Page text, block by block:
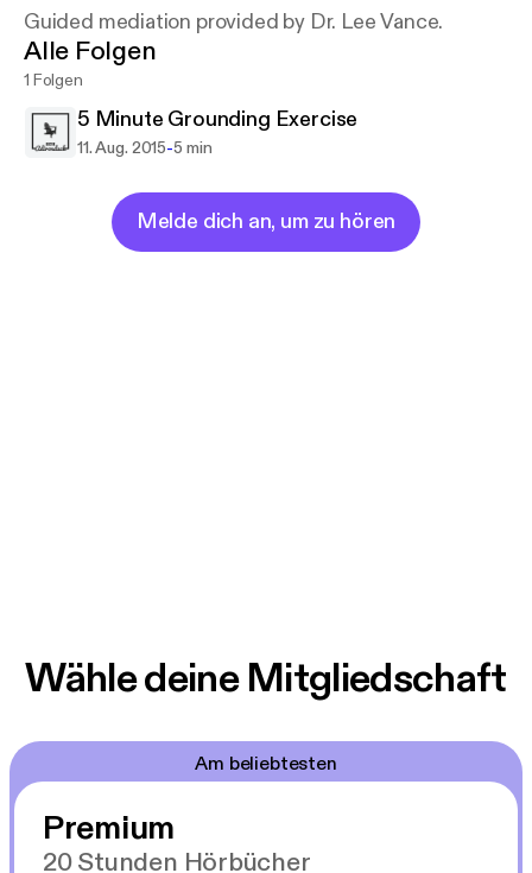
Guided mediation provided by Dr. Lee Vance.
Alle Folgen
1 Folgen
5 Minute Grounding Exercise
11. Aug. 2015-5 min
Melde dich an, um zu hören
Wähle deine Mitgliedschaft
Am beliebtesten
Premium
20 Stunden Hörbücher